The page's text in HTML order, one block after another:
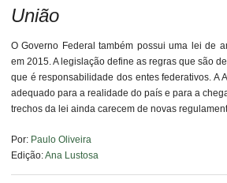
União
O Governo Federal também possui uma lei de
em 2015. A legislação define as regras que são
que é responsabilidade dos entes federativos. A
adequado para a realidade do país e para a
trechos da lei ainda carecem de novas
Por: Paulo Oliveira
Edição:Ana Lustosa